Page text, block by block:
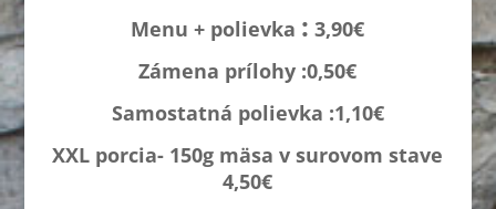
Menu + polievka : 3,90€
Zámena prílohy :0,50€
Samostatná polievka :1,10€
XXL porcia- 150g mäsa v surovom stave
4,50€